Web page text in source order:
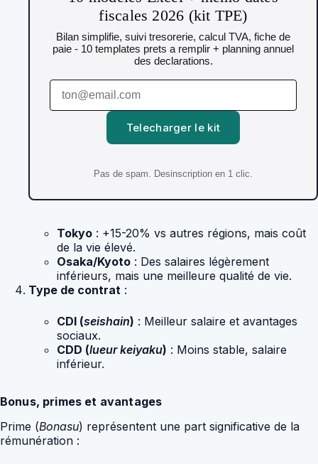
fiscales 2026 (kit TPE)
Bilan simplifie, suivi tresorerie, calcul TVA, fiche de
paie - 10 templates prets a remplir + planning annuel
des declarations.
Telecharger le kit
Pas de spam. Desinscription en 1 clic.
Tokyo : +15-20% vs autres régions, mais coût
de la vie élevé.
Osaka/Kyoto : Des salaires légèrement
inférieurs, mais une meilleure qualité de vie.
Type de contrat :
CDI (seishain) : Meilleur salaire et avantages
sociaux.
CDD (lueur keiyaku) : Moins stable, salaire
inférieur.
Bonus, primes et avantages
Prime (Bonasu) représentent une part significative de la
rémunération :